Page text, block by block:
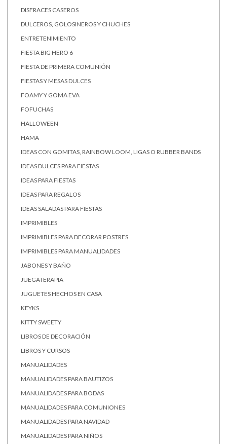
DISFRACES CASEROS
DULCEROS, GOLOSINEROS Y CHUCHES
ENTRETENIMIENTO
FIESTA BIG HERO 6
FIESTA DE PRIMERA COMUNIÓN
FIESTAS Y MESAS DULCES
FOAMY Y GOMA EVA
FOFUCHAS
HALLOWEEN
HAMA
IDEAS CON GOMITAS, RAINBOW LOOM, LIGAS O RUBBER BANDS
IDEAS DULCES PARA FIESTAS
IDEAS PARA FIESTAS
IDEAS PARA REGALOS
IDEAS SALADAS PARA FIESTAS
IMPRIMIBLES
IMPRIMIBLES PARA DECORAR POSTRES
IMPRIMIBLES PARA MANUALIDADES
JABONES Y BAÑO
JUEGATERAPIA
JUGUETES HECHOS EN CASA
KEYKS
KITTY SWEETY
LIBROS DE DECORACIÓN
LIBROS Y CURSOS
MANUALIDADES
MANUALIDADES PARA BAUTIZOS
MANUALIDADES PARA BODAS
MANUALIDADES PARA COMUNIONES
MANUALIDADES PARA NAVIDAD
MANUALIDADES PARA NIÑOS